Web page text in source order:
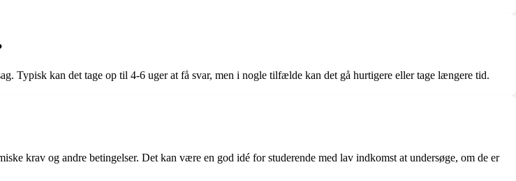
Typisk kan det tage op til 4-6 uger at få svar, men i nogle tilfælde kan det gå hurtigere eller tage længere tid.
krav og andre betingelser. Det kan være en god idé for studerende med lav indkomst at undersøge, om de er